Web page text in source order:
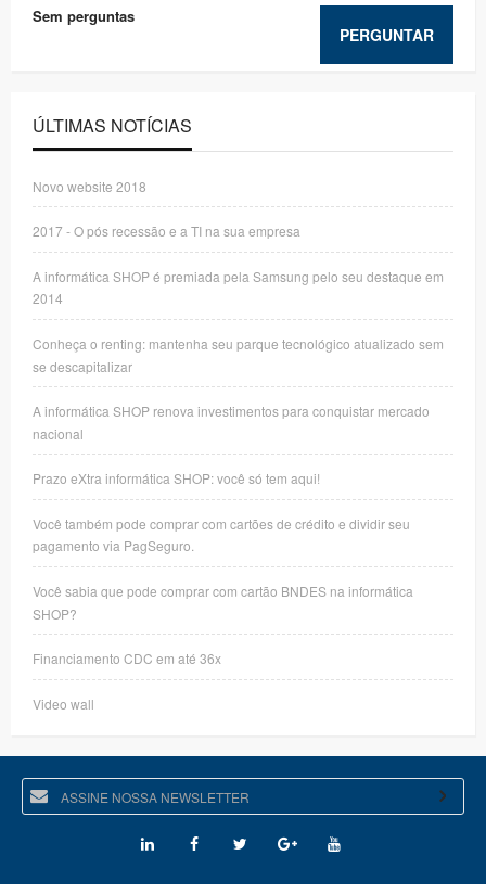
PERGUNTAR
Sem perguntas
ÚLTIMAS NOTÍCIAS
Novo website 2018
2017 - O pós recessão e a TI na sua empresa
A informática SHOP é premiada pela Samsung pelo seu destaque em
2014
Conheça o renting: mantenha seu parque tecnológico atualizado sem
se descapitalizar
A informática SHOP renova investimentos para conquistar mercado
nacional
Prazo eXtra informática SHOP: você só tem aqui!
Você também pode comprar com cartões de crédito e dividir seu
pagamento via PagSeguro.
Você sabia que pode comprar com cartão BNDES na informática
SHOP?
Financiamento CDC em até 36x
Video wall